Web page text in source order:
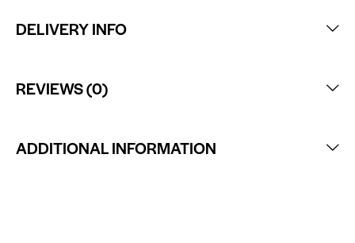
DELIVERY INFO
REVIEWS (0)
ADDITIONAL INFORMATION